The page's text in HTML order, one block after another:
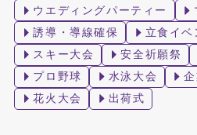
ウエディングパーティー
誘導・導線確保
立食イベ
スキー大会
安全祈願祭
プロ野球
水泳大会
花火大会
出荷式